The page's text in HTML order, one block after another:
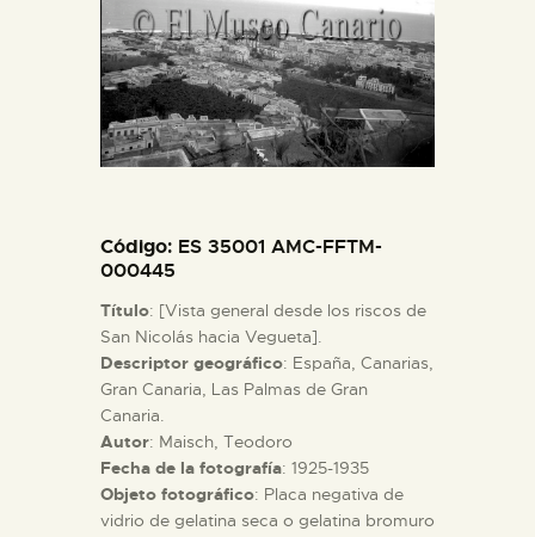
█
EL MUSEO
DIDÁCTICA
ESPAÑOL
Código: ES 35001 AMC-FFTM-
000445
Título: [Vista general desde los riscos de
San Nicolás hacia Vegueta].
Descriptor geográfico: España, Canarias,
Gran Canaria, Las Palmas de Gran
Canaria.
Autor: Maisch, Teodoro
Fecha de la fotografía: 1925-1935
Objeto fotográfico: Placa negativa de
vidrio de gelatina seca o gelatina bromuro